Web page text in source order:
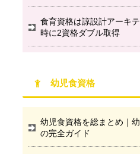
食育資格は諒設計アーキ
時に2資格ダブル取得
幼児食資格
幼児食資格を総まとめ｜
の完全ガイド